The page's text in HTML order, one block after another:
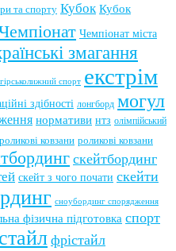
та спорту Кубок Кубок
Чемпіонат міста
змагання
гірськолижний спорт екстрім
здібності лонгборд могул
нормативи нтз олімпійський
роликові ковзани роликові ковзани
скейтбординг
скейт з чого почати скейти
сноубординг спорядження
фізична підготовка спорт
фрістайл